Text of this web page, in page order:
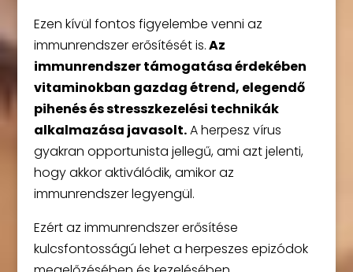
Ezen kívül fontos figyelembe venni az
immunrendszer erősítését is.Az
immunrendszer támogatása érdekében
vitaminokban gazdag étrend, elegendő
pihenés és stresszkezelési technikák
alkalmazása javasolt.A herpesz vírus
gyakran opportunista jellegű, ami azt jelenti,
hogy akkor aktiválódik, amikor az
immunrendszer legyengül.
Ezért az immunrendszer erősítése
kulcsfontosságú lehet a herpeszes epizódok